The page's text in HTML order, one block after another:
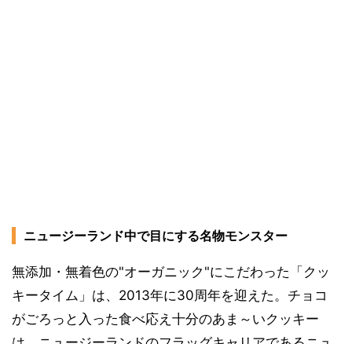
ニュージーランド中で目にする名物モンスター
無添加・無着色の"オーガニック"にこだわった「クッ
キータイム」は、2013年に30周年を迎えた。チョコ
がごろっと入った食べ応え十分のあま～いクッキー